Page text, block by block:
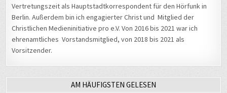
Vertretungszeit als Hauptstadtkorrespondent für den Hörfunk in
Berlin. Außerdem bin ich engagierter Christ und Mitglied der
Christlichen Medieninitiative pro e.V. Von 2016 bis 2021 war ich
ehrenamtliches Vorstandsmitglied, von 2018 bis 2021 als
Vorsitzender.
AM HÄUFIGSTEN GELESEN